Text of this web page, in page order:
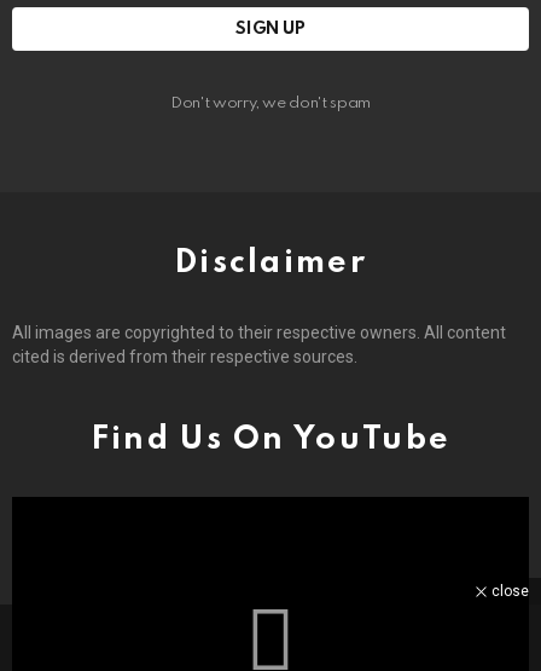
Don't worry, we don't spam
Disclaimer
All images are copyrighted to their respective owners. All content
cited is derived from their respective sources.
Find Us On YouTube
close